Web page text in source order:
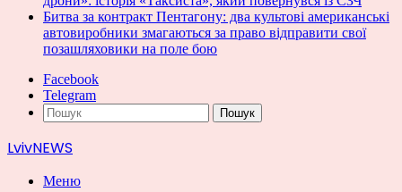
Битва за контракт Пентагону: два культові американські
автовиробники змагаються за право відправити свої
позашляховики на поле бою
Facebook
Telegram
Пошук
LvivNEWS
Меню